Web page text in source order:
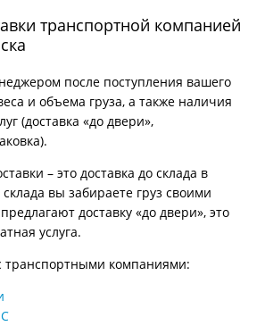
транспортной компанией
после поступления вашего
и объема груза, а также наличия
(доставка «до двери»,
– это доставка до склада в
вы забираете груз своими
доставку «до двери», это
услуга.
транспортными компаниями: